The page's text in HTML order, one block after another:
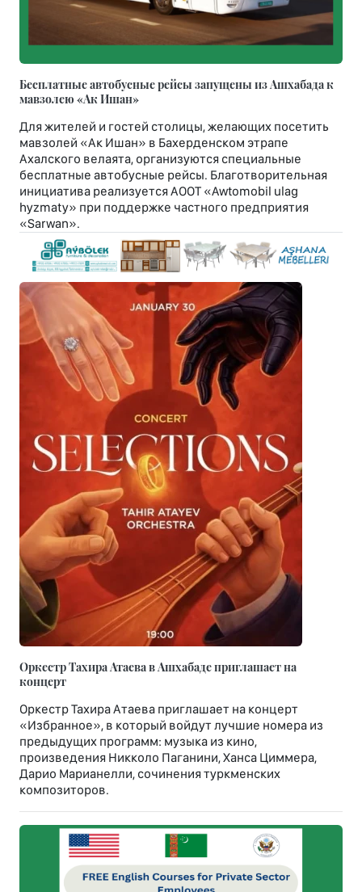
Бесплатные автобусные рейсы запущены из Ашхабада к
мавзолею «Ак Ишан»
Для жителей и гостей столицы, желающих посетить
мавзолей «Ак Ишан» в Бахерденском этрапе
Ахалского велаята, организуются специальные
бесплатные автобусные рейсы. Благотворительная
инициатива реализуется АООТ «Awtomobil ulag
hyzmaty» при поддержке частного предприятия
«Sarwan».
Оркестр Тахира Атаева в Ашхабаде приглашает на
концерт
Оркестр Тахира Атаева приглашает на концерт
«Избранное», в который войдут лучшие номера из
предыдущих программ: музыка из кино,
произведения Никколо Паганини, Ханса Циммера,
Дарио Марианелли, сочинения туркменских
композиторов.